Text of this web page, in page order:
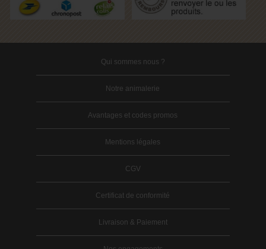
Qui sommes nous ?
Notre animalerie
Avantages et codes promos
Mentions légales
CGV
Certificat de conformité
Livraison & Paiement